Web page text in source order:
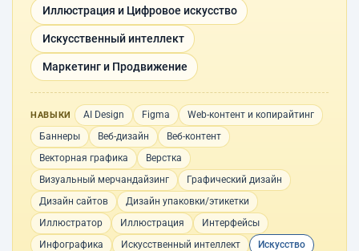
Иллюстрация и Цифровое искусство
Искусственный интеллект
Маркетинг и Продвижение
НАВЫКИ AI Design Figma
Web-контент и копирайтинг
Баннеры
Веб-дизайн
Веб-контент
Векторная графика
Верстка
Визуальный мерчандайзинг
Графический дизайн
Дизайн сайтов
Дизайн упаковки/этикетки
Иллюстратор
Иллюстрация
Интерфейсы
Инфографика
Искусственный интеллект
Искусство